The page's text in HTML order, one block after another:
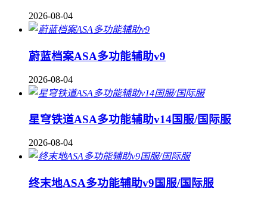
2026-08-04
蔚蓝档案ASA多功能辅助v9
2026-08-04
星穹铁道ASA多功能辅助v14国服/国际服
2026-08-04
终末地ASA多功能辅助v9国服/国际服